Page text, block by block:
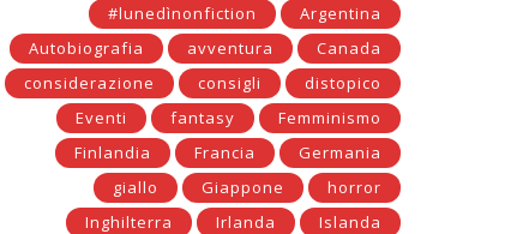
#lunedìnonfiction
Argentina
Autobiografia
avventura
Canada
considerazione
consigli
distopico
Eventi
fantasy
Femminismo
Finlandia
Francia
Germania
giallo
Giappone
horror
Inghilterra
Irlanda
Islanda